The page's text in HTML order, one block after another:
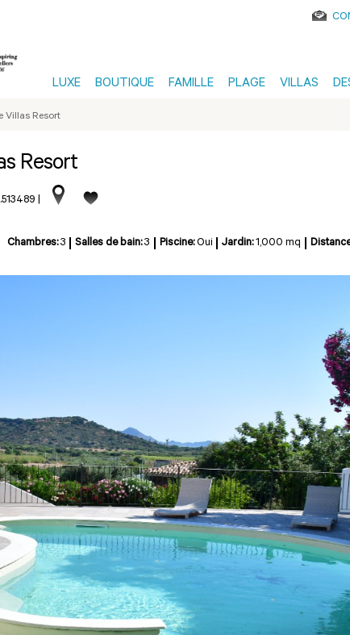
LUXE BOUTIQUE FAMILLE PLAGE VILLAS
Villas Resort
Resort
|
Chambres:3 Salles de bain:3 Piscine:Oui Jardin:1,000 mq